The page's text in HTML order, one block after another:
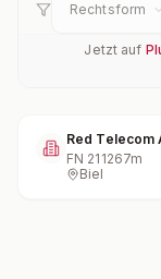
Rechtsform
Jetzt auf
Red Telecom
FN 211267m
Biel